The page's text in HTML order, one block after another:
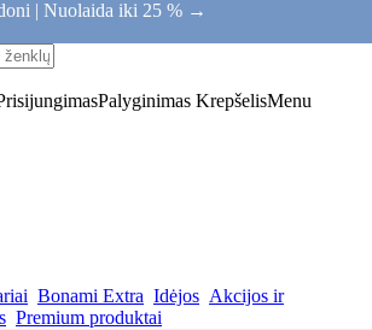
| Nuolaida iki 25 % →
Palyginimas KrepšelisMenu
Bonami Extra Idėjos Akcijos ir
Premium produktai